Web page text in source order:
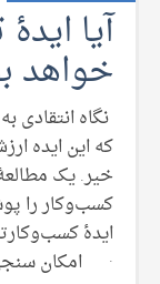
آیا
خواهد
نگاه انتقادی
که این ایده
خیر. یک
کسب‌وکار را
ایدۀ
· امکان